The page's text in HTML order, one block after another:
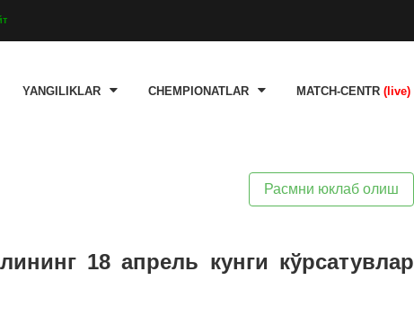
YANGILIKLAR CHEMPIONATLAR MATCH-CENTR (live)
Расмни юклаб олиш
18 апрель кунги кўрсатувлар